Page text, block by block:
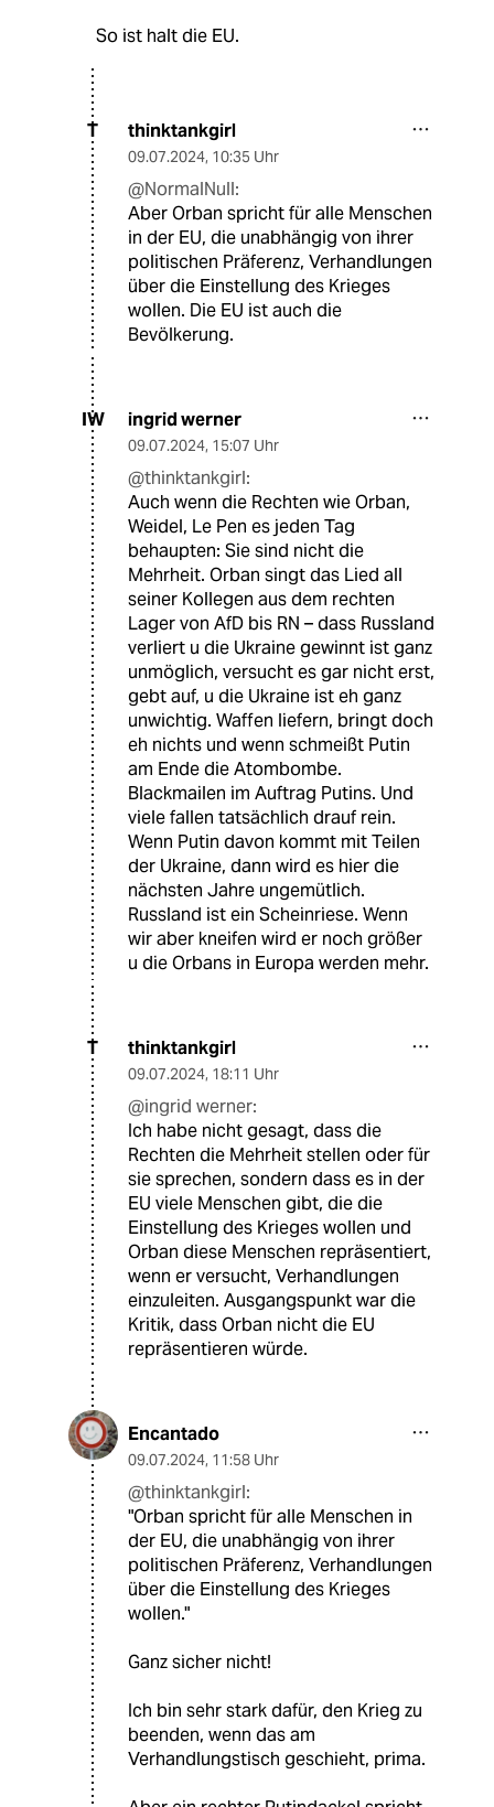
So ist halt die EU.
T thinktankgirl
09.07.2024, 10:35 Uhr
@NormalNull:
Aber Orban spricht für alle Menschen
in der EU, die unabhängig von ihrer
politischen Präferenz, Verhandlungen
über die Einstellung des Krieges
wollen. Die EU ist auch die
Bevölkerung.
IW ingrid werner
09.07.2024, 15:07 Uhr
@thinktankgirl:
Auch wenn die Rechten wie Orban,
Weidel, Le Pen es jeden Tag
behaupten: Sie sind nicht die
Mehrheit. Orban singt das Lied all
seiner Kollegen aus dem rechten
Lager von AfD bis RN – dass Russland
verliert u die Ukraine gewinnt ist ganz
unmöglich, versucht es gar nicht erst,
gebt auf, u die Ukraine ist eh ganz
unwichtig. Waffen liefern, bringt doch
eh nichts und wenn schmeißt Putin
am Ende die Atombombe.
Blackmailen im Auftrag Putins. Und
viele fallen tatsächlich drauf rein.
Wenn Putin davon kommt mit Teilen
der Ukraine, dann wird es hier die
nächsten Jahre ungemütlich.
Russland ist ein Scheinriese. Wenn
wir aber kneifen wird er noch größer
u die Orbans in Europa werden mehr.
T thinktankgirl
09.07.2024, 18:11 Uhr
@ingrid werner:
Ich habe nicht gesagt, dass die
Rechten die Mehrheit stellen oder für
sie sprechen, sondern dass es in der
EU viele Menschen gibt, die die
Einstellung des Krieges wollen und
Orban diese Menschen repräsentiert,
wenn er versucht, Verhandlungen
einzuleiten. Ausgangspunkt war die
Kritik, dass Orban nicht die EU
repräsentieren würde.
Encantado
09.07.2024, 11:58 Uhr
@thinktankgirl:
"Orban spricht für alle Menschen in
der EU, die unabhängig von ihrer
politischen Präferenz, Verhandlungen
über die Einstellung des Krieges
wollen."
Ganz sicher nicht!
Ich bin sehr stark dafür, den Krieg zu
beenden, wenn das am
Verhandlungstisch geschieht, prima.